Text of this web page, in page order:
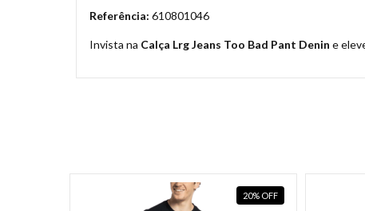
Referência: 610801046
Invista na Calça Lrg Jeans Too Bad Pant Denin e
20% OFF